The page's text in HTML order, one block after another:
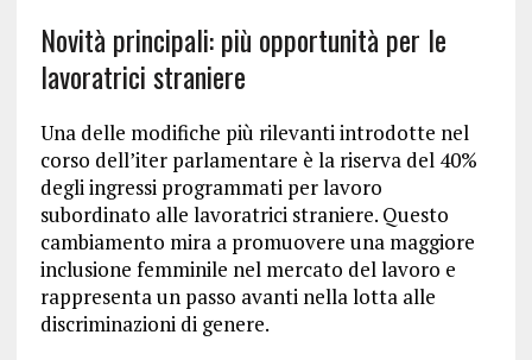
Novità principali: più opportunità per le
lavoratrici straniere
Una delle modifiche più rilevanti introdotte nel
corso dell’iter parlamentare è la riserva del 40%
degli ingressi programmati per lavoro
subordinato alle lavoratrici straniere. Questo
cambiamento mira a promuovere una maggiore
inclusione femminile nel mercato del lavoro e
rappresenta un passo avanti nella lotta alle
discriminazioni di genere.